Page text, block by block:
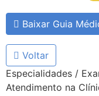
Baixar Guia
Voltar
Especialidades /
Atendimento na